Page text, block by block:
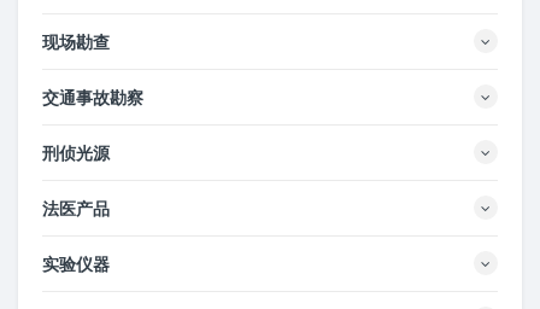
现场勘查
交通事故勘察
刑侦光源
法医产品
实验仪器